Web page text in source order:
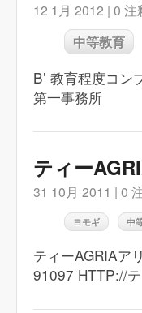
12 1月 2012 | 0 注
中等教育
B’ 教育程度コ
第一事務所
ティー
31 10月 2011 | 0
ヨモギ 中
ティーAGRIAア
91097 HTTP://